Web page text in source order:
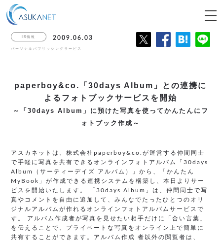
IR情報 2009.06.03
パーソナルパブリッシングサービス
paperboy&co.「30days Album」との連携に
よるフォトブックサービスを開始
～「30days Album」に預けた写真を使ってかんたんにフ
ォトブック作成～
アスカネットは、株式会社paperboy&co.が運営する仲間同士
で手軽に写真を共有できるオンラインフォトアルバム「30days
Album（サーティーデイズ アルバム）」から、「かんたん
MyBook」が作成できる連携システムを構築し、本日よりサー
ビスを開始いたします。 「30days Album」は、仲間同士で写
真やコメントを自由に追加して、みんなでたったひとつのオリ
ジナルアルバムが作れるオンラインフォトアルバムサービスで
す。 アルバム作成者が写真を見せたい相手だけに「合い言葉」
を伝えることで、プライベートな写真をオンライン上で簡単に
共有することができます。アルバム作成 者以外の閲覧者は、